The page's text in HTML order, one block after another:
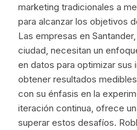
marketing tradicionales a
para alcanzar los objetivos
Las empresas en
ciudad, necesitan un
en datos para optimizar sus
obtener resultados
con su énfasis en la
iteración continua, ofrece
superar estos desafíos.